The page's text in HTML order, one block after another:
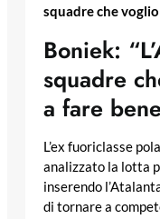
squadre che
Boniek:
squadre
a fare
L’ex fuoriclasse
analizzato la lotta
inserendo
di tornare a